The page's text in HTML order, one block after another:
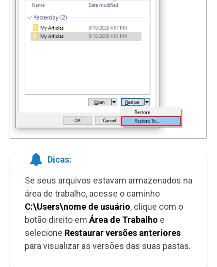
Dicas:
Se seus arquivos estavam armazenados na
área de trabalho, acesse o caminho
C:\Users\nome de usuário, clique com o
botão direito em Área de Trabalho e
selecione Restaurar versões anteriores
para visualizar as versões das suas pastas.